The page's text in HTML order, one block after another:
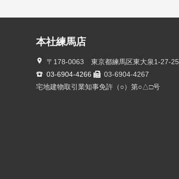
本社練馬店
〒178-0063 東京都練馬区東大泉1-27-25
03-6904-4266
03-6904-4267
宅地建物取引業知事免許（○）第○△□号